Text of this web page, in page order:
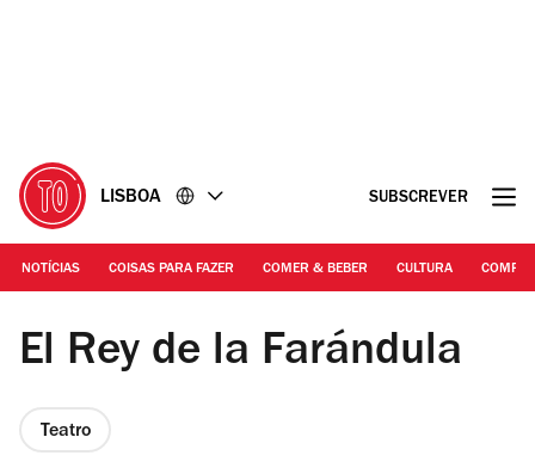
LISBOA SUBSCREVER
NOTÍCIAS COISAS PARA FAZER COMER & BEBER CULTURA
DR | El Rey de la Farándula, de Angel Ruiz
El Rey de la Farándula
Teatro